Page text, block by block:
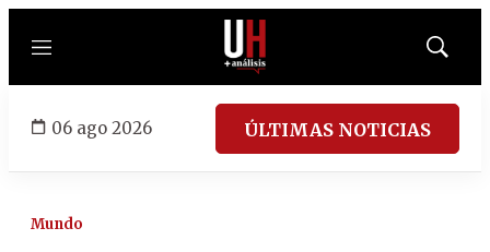
Menú
Mostrar
06 ago 2026 ÚLTIMAS NOTICIAS
Mundo